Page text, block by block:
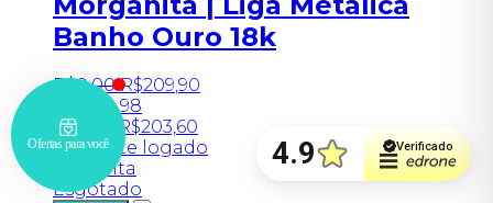
Banho Ouro 18k
R$0,00 R$209 90
34,98
No PIX
R$203,60
Somente logado
Consulta
Esgotado